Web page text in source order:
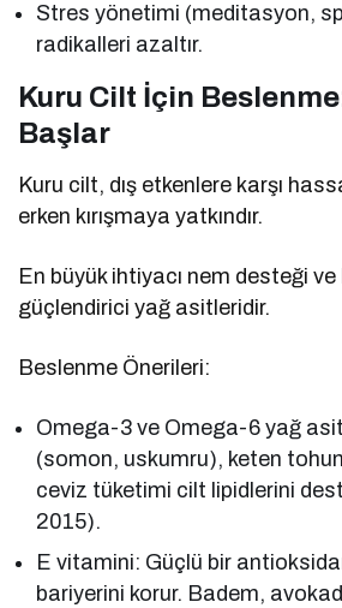
Stres yönetimi (meditasyon,
radikalleri azaltır.
Kuru Cilt İçin
Başlar
Kuru cilt, dış etkenlere karşı
erken kırışmaya yatkındır.
En büyük ihtiyacı nem desteği ve
güçlendirici yağ asitleridir.
Beslenme Önerileri:
Omega-3 ve Omega-6 yağ
(somon, uskumru), keten
ceviz tüketimi cilt lipidlerini
2015).
E vitamini: Güçlü bir
bariyerini korur. Badem,